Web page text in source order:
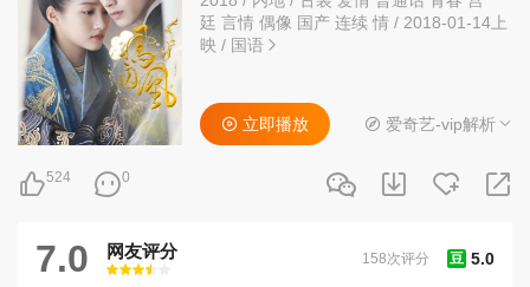
廷 言情 偶像 国产 连续 情/ 2018-01-14上
映 / 国语
524 0
立即播放 爱奇艺-vip解析
7.0 网友评分
很差
较差还行推荐力荐
豆 5.0
158次评分